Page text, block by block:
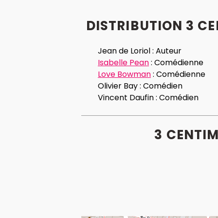
DISTRIBUTION 3
Jean de Loriol : Auteur
Isabelle Pean: Comédienne
Love Bowman: Comédienne
Olivier Bay : Comédien
Vincent Daufin : Comédien
3